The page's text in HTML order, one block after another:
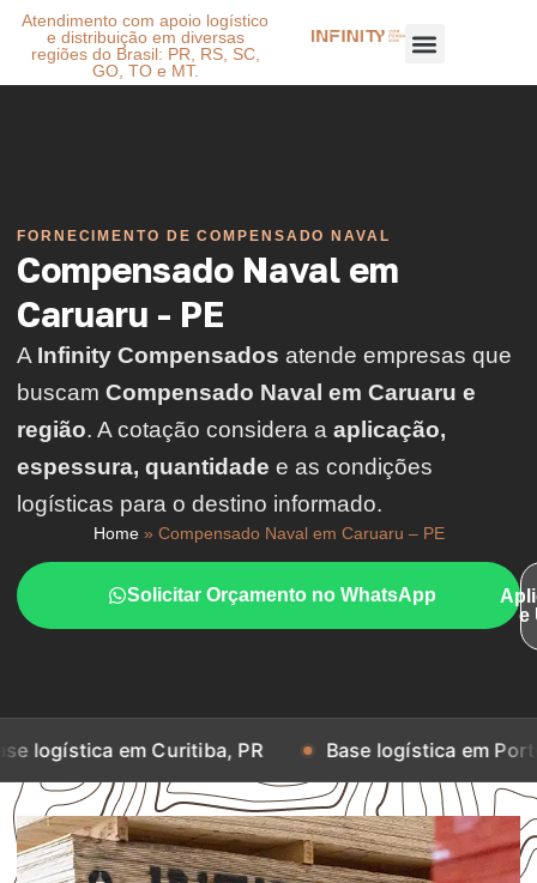
Atendimento com apoio logístico
e distribuição em diversas
regiões do Brasil: PR, RS, SC,
GO, TO e MT.
FORNECIMENTO DE COMPENSADO NAVAL
Compensado Naval em
Caruaru - PE
A Infinity Compensados atende empresas que
buscam Compensado Naval em Caruaru e
região. A cotação considera a aplicação,
espessura, quantidade e as condições
logísticas para o destino informado.
Home» Compensado Naval em Caruaru – PE
Solicitar Orçamento no WhatsApp
e
Curitiba, PR Base logística em Porto Alegre, RS